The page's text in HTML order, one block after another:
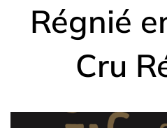
Régnié
Cru